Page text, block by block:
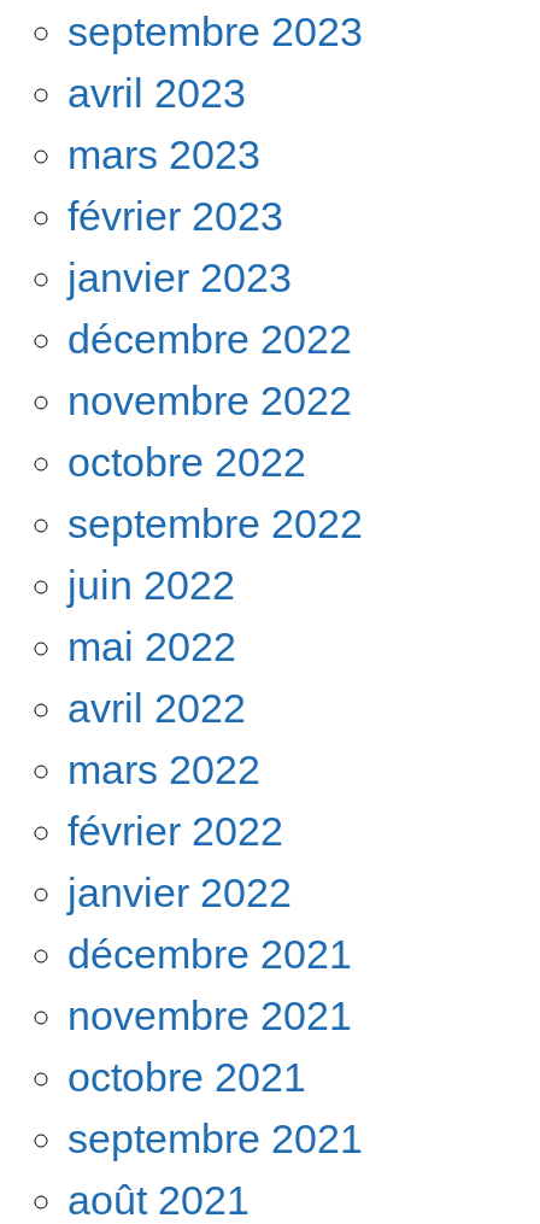
septembre 2023
avril 2023
mars 2023
février 2023
janvier 2023
décembre 2022
novembre 2022
octobre 2022
septembre 2022
juin 2022
mai 2022
avril 2022
mars 2022
février 2022
janvier 2022
décembre 2021
novembre 2021
octobre 2021
septembre 2021
août 2021